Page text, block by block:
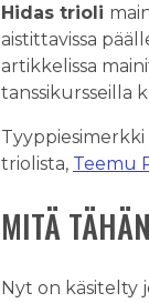
Hidas trioli
aistittavissa
artikkelissa
tanssikursseilla
triolista, Teemu
MITÄ
Nyt on käsitelty